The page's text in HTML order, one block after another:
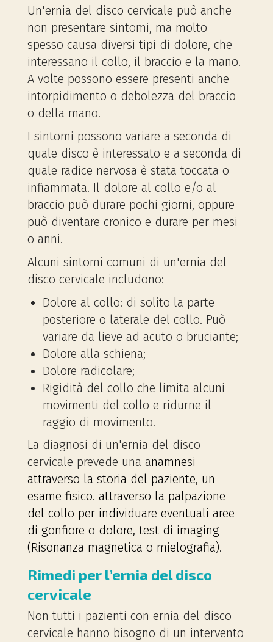
Un'ernia del disco cervicale può anche
non presentare sintomi, ma molto
spesso causa diversi tipi di dolore, che
interessano il collo, il braccio e la mano.
A volte possono essere presenti anche
intorpidimento o debolezza del braccio
o della mano.
I sintomi possono variare a seconda di
quale disco è interessato e a seconda di
quale radice nervosa è stata toccata o
infiammata. Il dolore al collo e/o al
braccio può durare pochi giorni, oppure
può diventare cronico e durare per mesi
o anni.
Alcuni sintomi comuni di un'ernia del
disco cervicale includono:
Dolore al collo: di solito la parte
posteriore o laterale del collo. Può
variare da lieve ad acuto o bruciante;
Dolore alla schiena;
Dolore radicolare;
Rigidità del collo che limita alcuni
movimenti del collo e ridurne il
raggio di movimento.
La diagnosi di un'ernia del disco
cervicale prevede una anamnesi
attraverso la storia del paziente, un
esame fisico. attraverso la palpazione
del collo per individuare eventuali aree
di gonfiore o dolore, test di imaging
(Risonanza magnetica o mielografia).
Rimedi per l’ernia del disco
cervicale
Non tutti i pazienti con ernia del disco
cervicale hanno bisogno di un intervento